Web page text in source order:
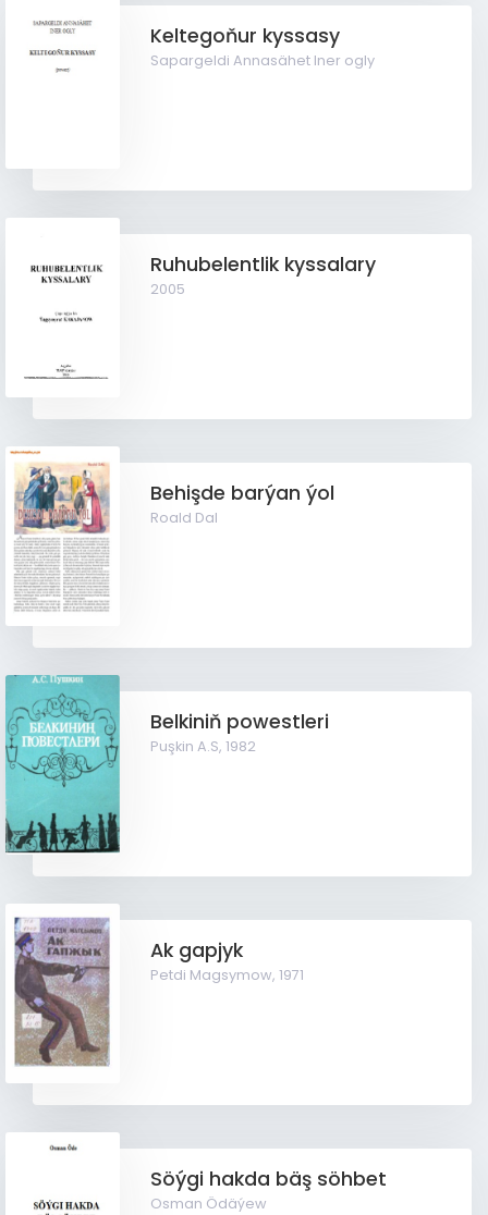
Keltegoňur kyssasy
Sapargeldi Annasähet Iner ogly
Ruhubelentlik kyssalary
2005
Behişde barýan ýol
Roald Dal
Belkiniň powestleri
Puşkin A.S,1982
Ak gapjyk
Petdi Magsymow,1971
Söýgi hakda bäş söhbet
Osman Ödäýew